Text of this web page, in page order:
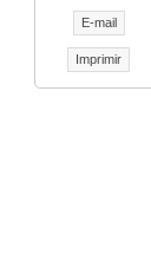
E-mail
Imprimir